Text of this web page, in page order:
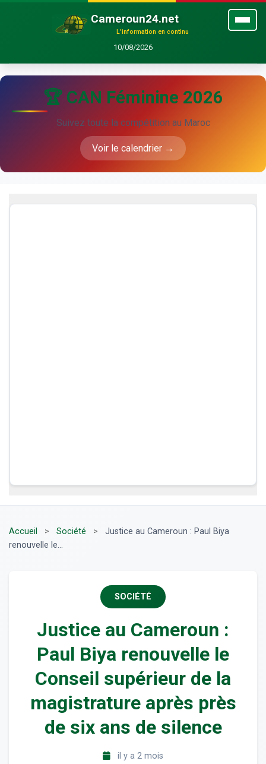
Cameroun24.net
L'information en continu
10/08/2026
🏆 CAN Féminine 2026
Suivez toute la compétition au Maroc
Voir le calendrier →
Accueil > Société >
Justice au Cameroun : Paul Biya
renouvelle le...
SOCIÉTÉ
Justice au Cameroun :
Paul Biya renouvelle le
Conseil supérieur de la
magistrature après près
de six ans de silence
il y a 2 mois